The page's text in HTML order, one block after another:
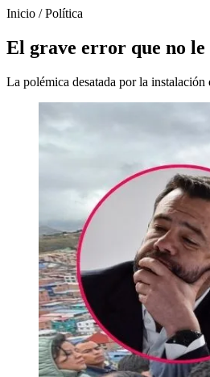
Inicio /Política
El grave error que no le
La polémica desatada por la